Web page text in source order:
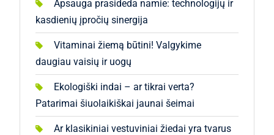
Apsauga prasideda namie: technologijų ir
kasdienių įpročių sinergija
Vitaminai žiemą būtini! Valgykime
daugiau vaisių ir uogų
Ekologiški indai – ar tikrai verta?
Patarimai šiuolaikiškai jaunai šeimai
Ar klasikiniai vestuviniai žiedai yra tvarus